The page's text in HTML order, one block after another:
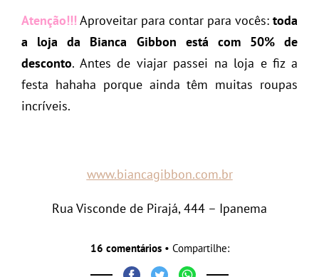
Atenção!!!Aproveitar para contar para vocês: toda
a loja da Bianca Gibbon está com 50% de
desconto. Antes de viajar passei na loja e fiz a
festa hahaha porque ainda têm muitas roupas
incríveis.
www.biancagibbon.com.br
Rua Visconde de Pirajá, 444 – Ipanema
16 comentários• Compartilhe: